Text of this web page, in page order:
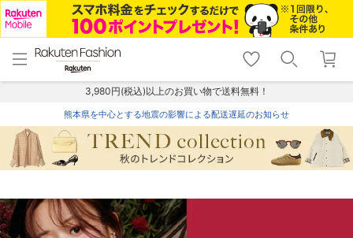
menu home
トップ
shopping_cart lock_outline
ログイン
3,980円(税込)以上のお買い物で送料無料！
熊本県を中心とする地震の影響による配送遅延のお知らせ